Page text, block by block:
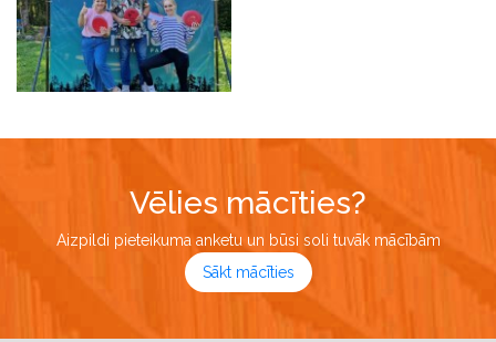
Vēlies mācīties?
Aizpildi pieteikuma anketu un būsi soli tuvāk mācībām
Sākt mācīties